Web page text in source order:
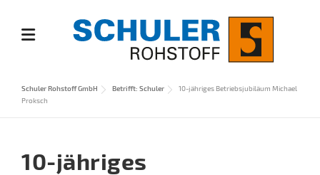
content
Schuler Rohstoff GmbH Betrifft: Schuler
10-jähriges Betriebsjubiläum Michael
Proksch
10-jähriges